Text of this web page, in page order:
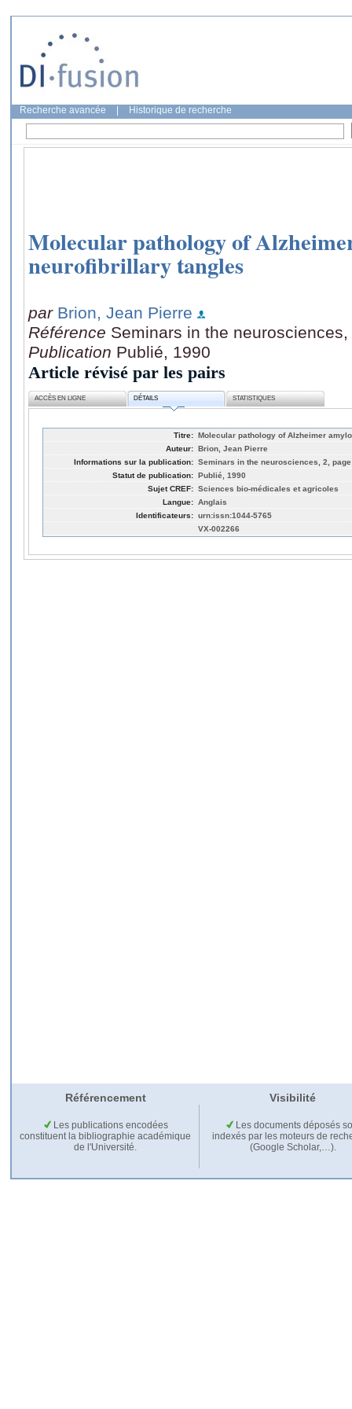
Recherche avancée Historique de recherche
Molecular pathology of
neurofibrillary tangles
par Brion, Jean Pierre
Référence Seminars in the
Publication Publié, 1990
Article révisé par les pairs
ACCÈS EN LIGNE DÉTAILS STATISTIQUES
Titre: Molecular pathology of Alzheimer
Auteur: Brion, Jean Pierre
Informations sur la publication: Seminars in the neurosciences, 2, page
Statut de publication: Publié, 1990
Sujet CREF: Sciences bio-médicales et agricoles
Langue: Anglais
Identificateurs: urn:issn:1044-5765
VX-002266
Référencement Visibilité
Les publications encodées
constituent la bibliographie académique
de l'Université.
Les documents déposés
indexés par les moteurs de
(Google Scholar,…).